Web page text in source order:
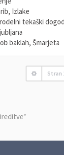
Izlake
tekaški
baklah, Šmarjeta
Stran